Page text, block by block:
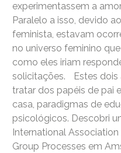
experimentassem a
Paralelo a isso, devido
feminista, estavam
no universo feminino
como eles iriam
solicitações. Estes dois
tratar dos papéis de pai
casa, paradigmas de
psicológicos. Descobri
International
Group Processes em